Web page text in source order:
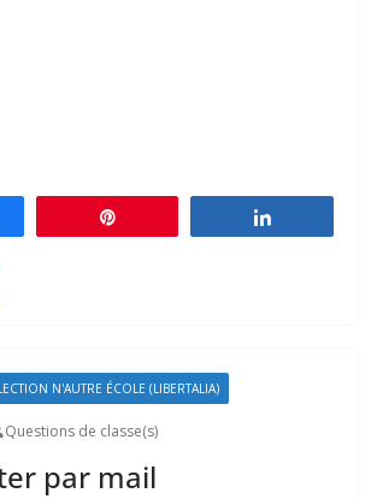
N'AUTRE ÉCOLE (LIBERTALIA)
Questions de classe(s)
par mail